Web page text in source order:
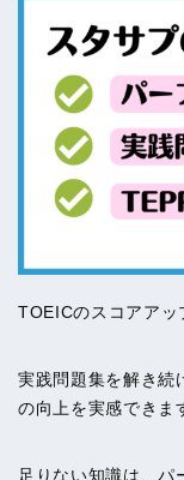
TOEICのスコアアッ
実践問題集を解き続
の向上を実感できま
足りない知識は、パ